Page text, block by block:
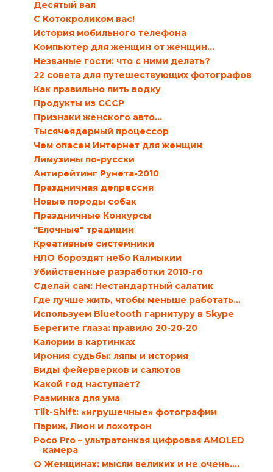
Десятый вал
С Котокроликом вас!
История мобильного телефона
Компьютер для женщин от женщин…
Незваные гости: что с ними делать?
22 совета для путешествующих фотографов
Как правильно пить водку
Продукты из СССР
Признаки женского авто…
Тысячеядерный процессор
Чем опасен Интернет для женщин
Лимузины по-русски
Антирейтинг Рунета-2010
Праздничная депрессия
Новые породы собак
Праздничные Конкурсы
"Елочные" традиции
Креативные системники
НЛО бороздят небо Калмыкии
Убийственные разработки 2010-го
Сделай сам: Нестандартный салатик
Где лучше жить, чтобы меньше работать…
Используем Bluetooth гарнитуру в Skype
Берегите глаза: правило 20-20-20
Калории в картинках
Ирония судьбы: ляпы и история
Виды фейерверков и салютов
Какой год наступает?
Разминка для ума
Tilt-Shift: «игрушечные» фотографии
Париж, Лион и лохотрон
Poco Pro – ультратонкая цифровая AMOLED
камера
О Женщинах: мысли великих и не очень….